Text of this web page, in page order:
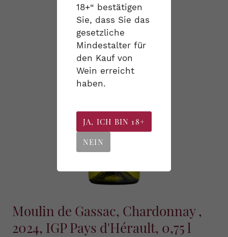
18+“ bestätigen
Sie, dass Sie das
gesetzliche
Mindestalter für
den Kauf von
Wein erreicht
haben.
JA, ICH BIN 18+
NEIN
Moulin de Gassac, Chardonnay ,
2024, IGP Pays d'Hérault, 0,75 l